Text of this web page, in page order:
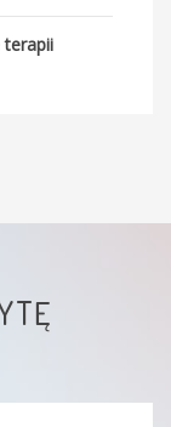
- zabiegi
terapii